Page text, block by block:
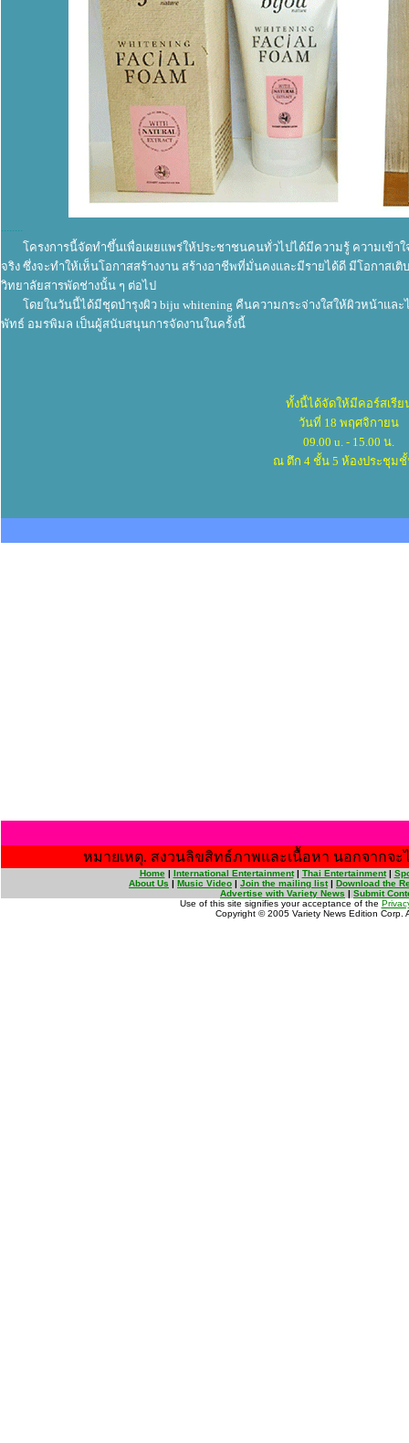
........
โครงการนี้จัดทำขึ้นเพื่อเผยแพร่ให้ประชาชนคนทั่วไปได้มีความรู้ ความเข้า
จริง ซึ่งจะทำให้เห็นโอกาสสร้างงาน สร้างอาชีพที่มั่นคงและมีรายได้ดี มีโอกาสเ
วิทยาลัยสารพัดช่างนั้น ๆ ต่อไป
โดยในวันนี้ได้มีชุดบำรุงผิว biju whitening คืนความกระจ่างใสให้ผิวหน้าแ
พัทธ์ อมรพิมล เป็นผู้สนับสนุนการจัดงานในครั้งนี้
ทั้งนี้ได้จัดให้มีคอร์สเรีย
วันที่ 18 พฤศจิกายน
09.00 u. - 15.00 น.
ณ ตึก 4 ชั้น 5 ห้องประชุมชั้
หมายเหตุ. สงวนลิขสิทธ์ภาพและเนื้อหา นอกจากจ
Home| International Entertainment| Thai Entertainment|
About Us | Music Video | Join the mailing list| Download the
Advertise with Variety News | Submit
Use of this site signifies your acceptance of the
Copyright © 2005 Variety News Edition Corp.